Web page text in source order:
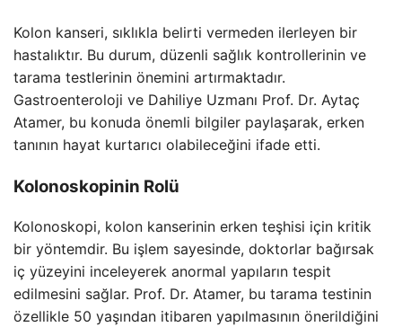
Kolon kanseri, sıklıkla belirti vermeden ilerleyen bir
hastalıktır. Bu durum, düzenli sağlık kontrollerinin ve
tarama testlerinin önemini artırmaktadır.
Gastroenteroloji ve Dahiliye Uzmanı Prof. Dr. Aytaç
Atamer, bu konuda önemli bilgiler paylaşarak, erken
tanının hayat kurtarıcı olabileceğini ifade etti.
Kolonoskopinin Rolü
Kolonoskopi, kolon kanserinin erken teşhisi için kritik
bir yöntemdir. Bu işlem sayesinde, doktorlar bağırsak
iç yüzeyini inceleyerek anormal yapıların tespit
edilmesini sağlar. Prof. Dr. Atamer, bu tarama testinin
özellikle 50 yaşından itibaren yapılmasının önerildiğini